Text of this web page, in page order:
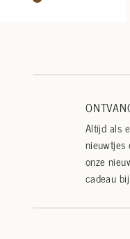
Altijd als
onze
cadeau